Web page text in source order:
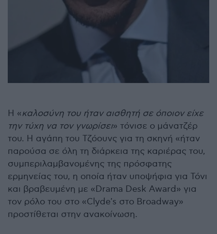
Η «καλοσύνη του ήταν αισθητή σε όποιον είχε
την τύχη να τον γνωρίσει» τόνισε ο μάνατζέρ
του. Η αγάπη του Τζόουνς για τη σκηνή «ήταν
παρούσα σε όλη τη διάρκεια της καριέρας του,
συμπεριλαμβανομένης της πρόσφατης
ερμηνείας του, η οποία ήταν υποψήφια για Τόνι
και βραβευμένη με «Drama Desk Award» για
τον ρόλο του στο «Clyde's στο Broadway»
προστίθεται στην ανακοίνωση.